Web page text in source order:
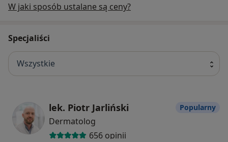
W jaki sposób ustalane są ceny?
Specjaliści
Wszystkie
lek. Piotr Jarliński
Dermatolog
656 opinii
Popularny